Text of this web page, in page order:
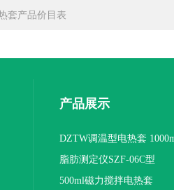
套产品价目表
产品展示
DZTW调温型电热套
联
脂肪测定仪SZF-06C型
500ml磁力搅拌电热套